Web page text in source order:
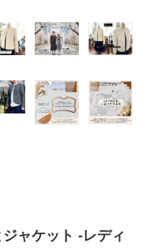
ャケット -レディ